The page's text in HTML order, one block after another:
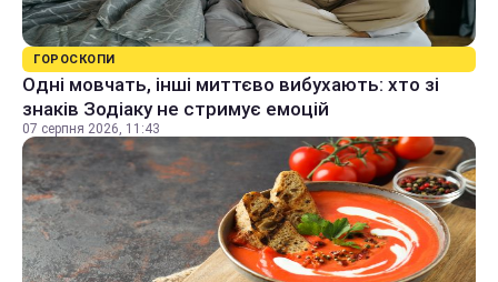
ГОРОСКОПИ
Одні мовчать, інші миттєво вибухають: хто зі
знаків Зодіаку не стримує емоцій
07 серпня 2026, 11:43